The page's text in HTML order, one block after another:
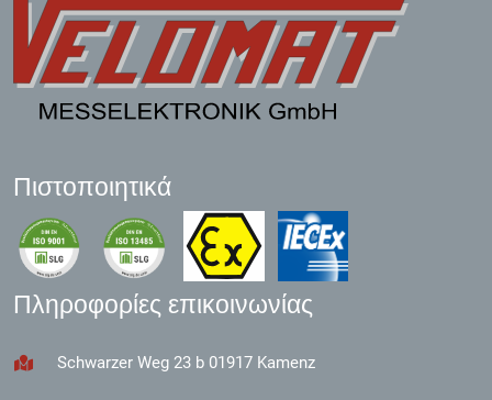
Πιστοποιητικά
Πληροφορίες επικοινωνίας
Schwarzer Weg 23 b 01917 Kamenz